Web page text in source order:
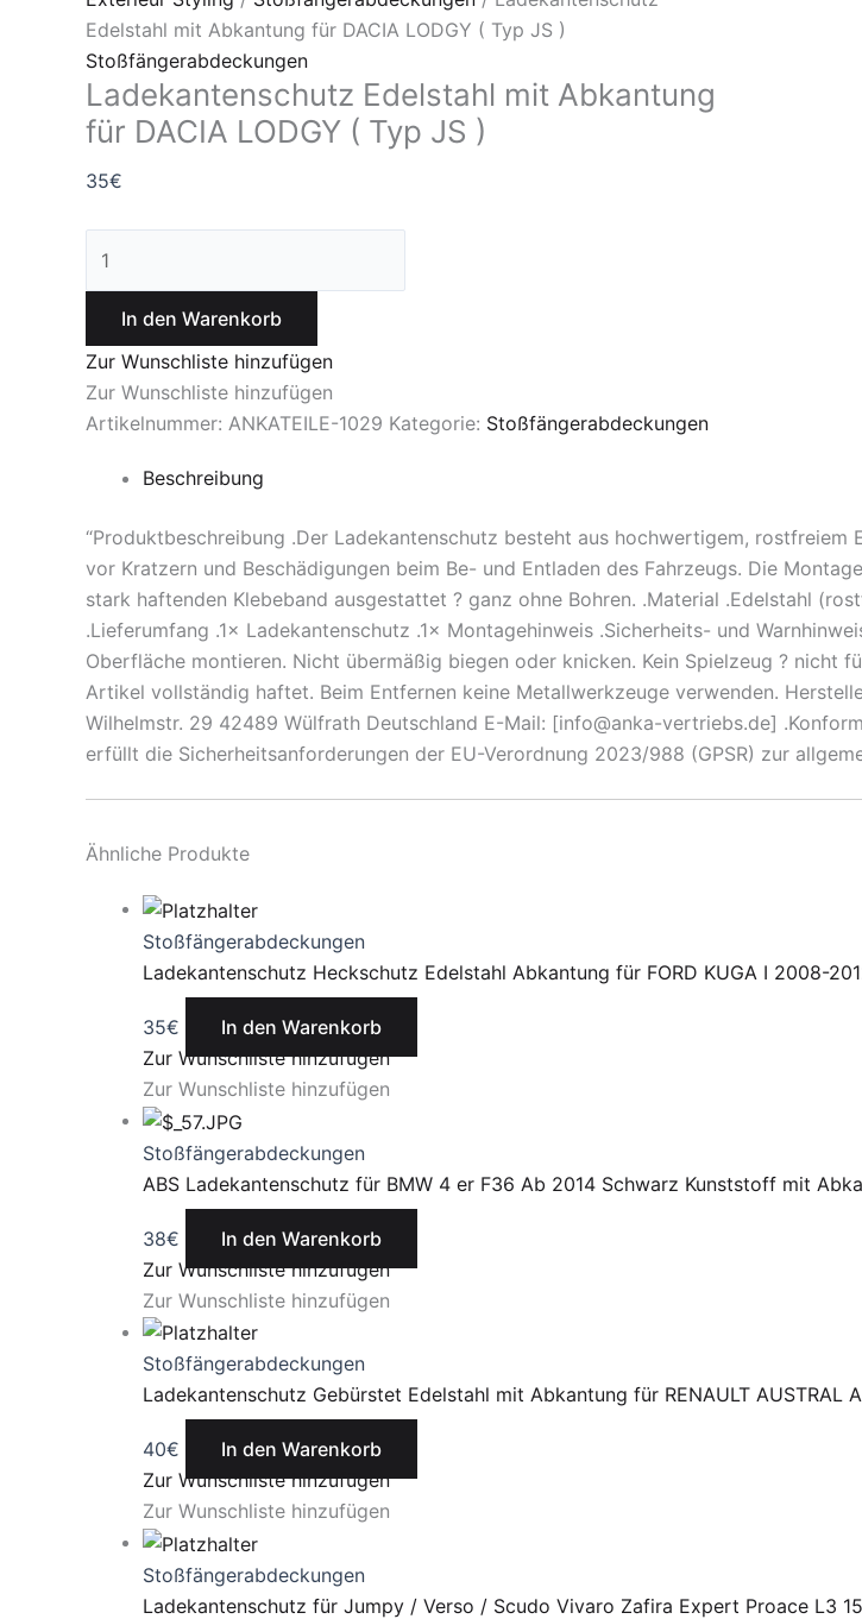
Edelstahl mit Abkantung für DACIA LODGY ( Typ JS )
Stoßfängerabdeckungen
Ladekantenschutz Edelstahl mit Abkantung
für DACIA LODGY ( Typ JS )
35€
In den Warenkorb
Zur Wunschliste hinzufügen
Zur Wunschliste hinzufügen
Artikelnummer: ANKATEILE-1029 Kategorie: Stoßfängerabdeckungen
Beschreibung
“Produktbeschreibung .Der Ladekantenschutz besteht aus hochwertigem,
vor Kratzern und Beschädigungen beim Be- und Entladen des Fahrzeugs. Die
stark haftenden Klebeband ausgestattet ? ganz ohne Bohren. .Material .Edelstahl
.Lieferumfang .1× Ladekantenschutz .1× Montagehinweis .Sicherheits- und
Oberfläche montieren. Nicht übermäßig biegen oder knicken. Kein Spielzeug ? nicht
Artikel vollständig haftet. Beim Entfernen keine Metallwerkzeuge verwenden.
Wilhelmstr. 29 42489 Wülfrath Deutschland E-Mail: [info@anka-vertriebs.de]
erfüllt die Sicherheitsanforderungen der EU-Verordnung 2023/988 (GPSR) zur
Ähnliche Produkte
Stoßfängerabdeckungen
Ladekantenschutz Heckschutz Edelstahl Abkantung für FORD KUGA I 2008-
35€
In den Warenkorb
Zur Wunschliste hinzufügen
Zur Wunschliste hinzufügen
Stoßfängerabdeckungen
ABS Ladekantenschutz für BMW 4 er F36 Ab 2014 Schwarz Kunststoff mit
38€
In den Warenkorb
Zur Wunschliste hinzufügen
Zur Wunschliste hinzufügen
Stoßfängerabdeckungen
Ladekantenschutz Gebürstet Edelstahl mit Abkantung für RENAULT AUSTRAL
40€
In den Warenkorb
Zur Wunschliste hinzufügen
Zur Wunschliste hinzufügen
Stoßfängerabdeckungen
Ladekantenschutz für Jumpy / Verso / Scudo Vivaro Zafira Expert Proace L3